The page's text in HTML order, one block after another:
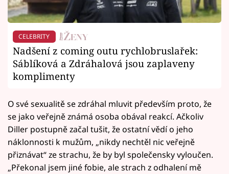
CELEBRITY
Nadšení z coming outu rychlobruslařek:
Sáblíková a Zdráhalová jsou zaplaveny
komplimenty
O své sexualitě se zdráhal mluvit především proto, že
se jako veřejně známá osoba obával reakcí. Ačkoliv
Diller postupně začal tušit, že ostatní vědí o jeho
náklonnosti k mužům, „nikdy nechtěl nic veřejně
přiznávat“ ze strachu, že by byl společensky vyloučen.
„Překonal jsem jiné fobie, ale strach z odhalení mě